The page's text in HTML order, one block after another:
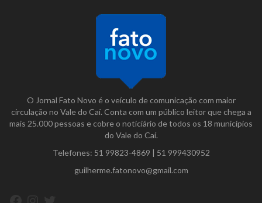
O Jornal Fato Novo é o veículo de comunicação com maior
circulação no Vale do Caí. Conta com um público leitor que chega a
mais 25.000 pessoas e cobre o noticiário de todos os 18 municípios
do Vale do Caí.
Telefones: 51 99823-4869 | 51 999430952
guilherme.fatonovo@gmail.com